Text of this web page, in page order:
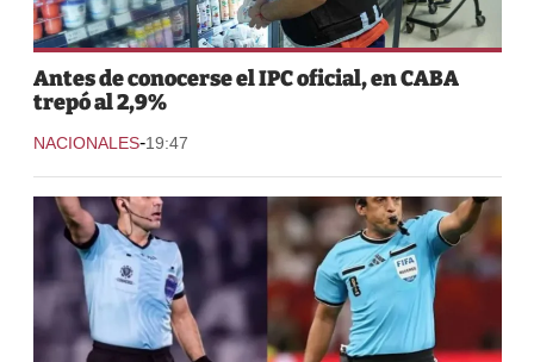
Antes de conocerse el IPC oficial, en CABA
trepó al 2,9%
NACIONALES-19:47